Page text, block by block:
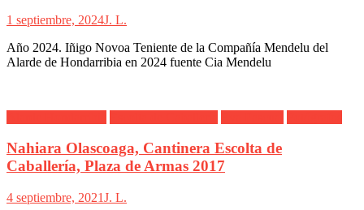
1 septiembre, 2024J. L.
Año 2024. Iñigo Novoa Teniente de la Compañía Mendelu del
Alarde de Hondarribia en 2024 fuente Cia Mendelu
Nahiara Olascoaga, Cantinera Escolta de
Caballería, Plaza de Armas 2017
4 septiembre, 2021J. L.